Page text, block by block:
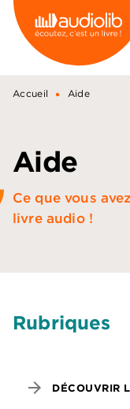
MENU
PIED DE PAGE
Accueil • Aide
Aide
Ce que vous
livre audio !
Rubriques
arrow_forward DÉCOUVRIR